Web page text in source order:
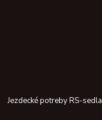
Jezdecké potreby RS-sedla